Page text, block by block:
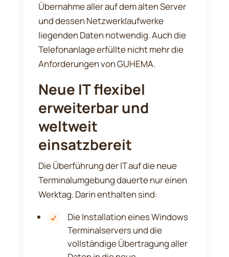
Übernahme aller auf dem alten Server
und dessen Netzwerklaufwerke
liegenden Daten notwendig. Auch die
Telefonanlage erfüllte nicht mehr die
Anforderungen von GUHEMA.
Neue IT flexibel
erweiterbar und
weltweit
einsatzbereit
Die Überführung der IT auf die neue
Terminalumgebung dauerte nur einen
Werktag. Darin enthalten sind:
Die Installation eines Windows
Terminalservers und die
vollständige Übertragung aller